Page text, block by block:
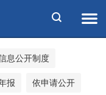
息公开制度
报 依申请公开